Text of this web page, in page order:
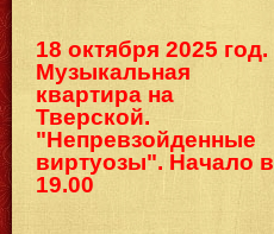
18 октября 2025 год.
Музыкальная
квартира на
Тверской.
"Непревзойденные
виртуозы". Начало в
19.00